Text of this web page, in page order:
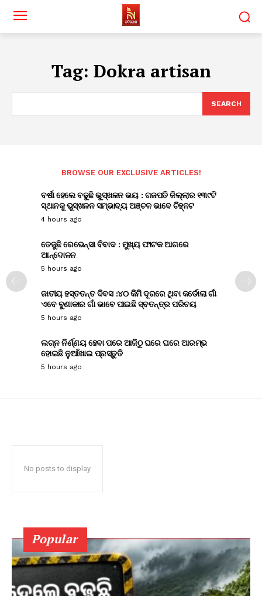
Tag: Dokra artisan
SEARCH
BROWSE OUR EXCLUSIVE ARTICLES!
ବର୍ଷା ହେଲେ ବଢୁଛି ଭୁସ୍ଖଳନ ଭୟ : ଗଜପତି ଜିଲ୍ଲାର ୧୩୯ଟି
ସ୍ଥାନକୁ ଭୁସ୍ଖଳନ ସମ୍ଭାବ୍ୟ ଅଞ୍ଚଳ ଭାବେ ଚିହ୍ନଟ
4 hours ago
ତେଜୁଛି ରେଭେନ୍ସା ବିବାଦ : ମୁଖ୍ୟ ଫାଟକ ଆଗରେ
ଆନ୍ଦୋଳନ
5 hours ago
ଜାତୀୟ ହସ୍ତତନ୍ତ ଦିବସ :୪୦ କିମି ଦୂରରେ ଥିବା କର୍ଡୋଲା ଗାଁ
ଏବେ ବୁଣାକାର ଗାଁ ଭାବେ ପାଇଛି ସ୍ବତନ୍ତ୍ର ପରିଚୟ
5 hours ago
ଲଗ୍ନ ନିର୍ଣ୍ଣୟ ହେବା ପରେ ଆଜିଠୁ ଘରେ ଘରେ ଆରମ୍ଭ
ହୋଇଛି ନୁଆଁଖାଇ ପ୍ରସ୍ତୁତି
5 hours ago
No posts to display
Popular